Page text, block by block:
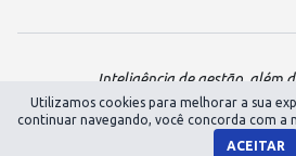
Inteligência de gestão, além
Utilizamos cookies para melhorar a sua
continuar navegando, você concorda com a
ACEITAR